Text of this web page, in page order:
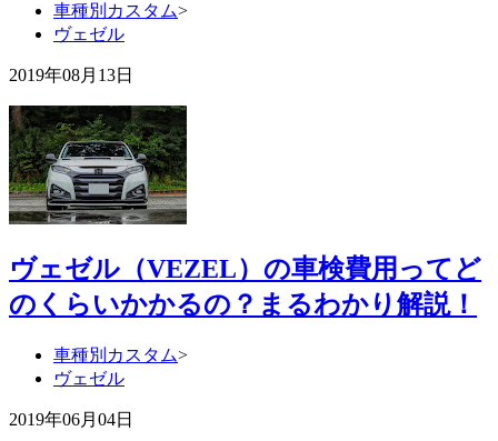
車種別カスタム>
ヴェゼル
2019年08月13日
ヴェゼル（VEZEL）の車検費用ってど
のくらいかかるの？まるわかり解説！
車種別カスタム>
ヴェゼル
2019年06月04日